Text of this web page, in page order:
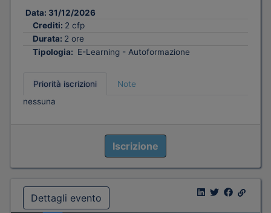
Data: 31/12/2026
Crediti: 2 cfp
Durata: 2 ore
Tipologia: E-Learning - Autoformazione
Priorità iscrizioni
Note
nessuna
Iscrizione
Dettagli evento